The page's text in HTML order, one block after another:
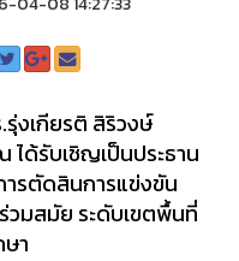
งเกียรติ สิริวงษ์
ได้รับเชิญเป็นประธาน
รตัดสินการแข่งขัน
วมสมัย ระดับเขตพื้นที่
า